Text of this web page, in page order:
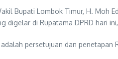
Bupati Lombok Timur, H. Moh
digelar di Rupatama DPRD hari
persetujuan dan penetapan